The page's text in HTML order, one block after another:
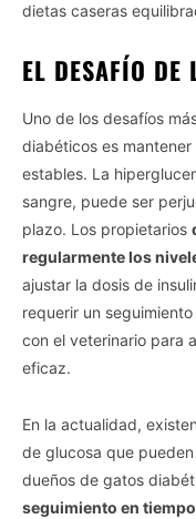
dietas caseras
EL DESAFÍO DE
Uno de los desafíos
diabéticos es
estables. La
sangre, puede ser
plazo. Los propietarios
regularmente los
ajustar la dosis de
requerir un
con el veterinario para
eficaz.
En la actualidad,
de glucosa que
dueños de gatos
seguimiento en